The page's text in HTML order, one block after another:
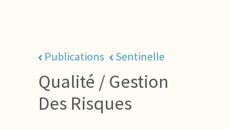
Publications Sentinelle
Qualité / Gestion
Des Risques